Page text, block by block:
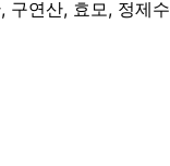
구연산, 효모, 정제수